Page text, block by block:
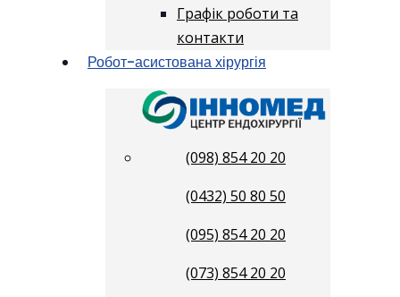
Графік роботи та
контакти
Робот-асистована хірургія
(098) 854 20 20
(0432) 50 80 50
(095) 854 20 20
(073) 854 20 20